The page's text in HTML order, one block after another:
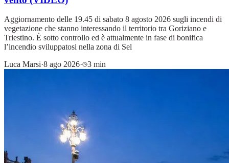
Aggiornamento delle 19.45 di sabato 8 agosto 2026 sugli incendi di
vegetazione che stanno interessando il territorio tra Goriziano e
Triestino. È sotto controllo ed è attualmente in fase di bonifica
l’incendio sviluppatosi nella zona di Sel
Luca Marsi·8 ago 2026· 3 min